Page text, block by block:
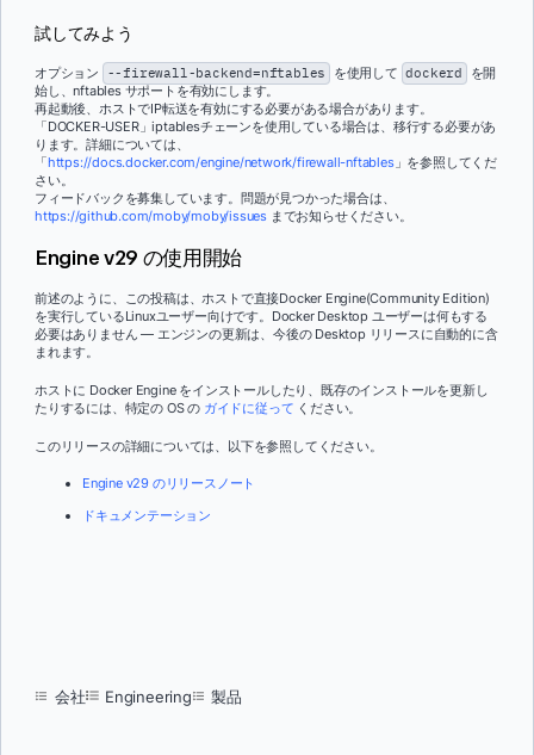
試してみよう
オプション --firewall-backend=nftables を使用して dockerd
を開
始し、nftables サポートを有効にします。
再起動後、ホストでIP転送を有効にする必要がある場合があります。
「DOCKER-USER」iptablesチェーンを使用している場合は、移行する必要があ
ります。詳細については、
「https://docs.docker.com/engine/network/firewall-nftables」を参照してくだ
さい。
フィードバックを募集しています。問題が見つかった場合は、
https://github.com/moby/moby/issues までお知らせください。
Engine v29 の使用開始
前述のように、この投稿は、ホストで直接Docker Engine(Community Edition)
を実行しているLinuxユーザー向けです。Docker Desktop ユーザーは何もする
必要はありません — エンジンの更新は、今後の Desktop リリースに自動的に含
まれます。
ホストに Docker Engine をインストールしたり、既存のインストールを更新し
たりするには、特定の OS の ガイドに従って ください。
このリリースの詳細については、以下を参照してください。
Engine v29 のリリースノート
ドキュメンテーション
会社 Engineering 製品